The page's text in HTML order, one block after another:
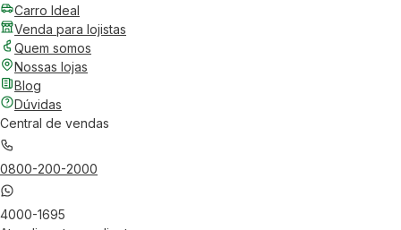
Carro Ideal
Venda para lojistas
Quem somos
Nossas lojas
Blog
Dúvidas
Central de vendas
0800-200-2000
4000-1695